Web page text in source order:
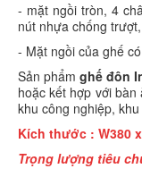
- mặt ngồi tròn, 4
nút nhựa chống
- Mặt ngồi của ghế
Sản phẩm ghế đôn
hoặc kết hợp với
khu công nghiệp,
Kích thước : W380
Trọng lượng tiêu